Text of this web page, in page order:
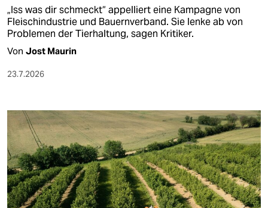
„Iss was dir schmeckt“ appelliert eine Kampagne von
Fleischindustrie und Bauernverband. Sie lenke ab von
Problemen der Tierhaltung, sagen Kritiker.
Von Jost Maurin
23.7.2026